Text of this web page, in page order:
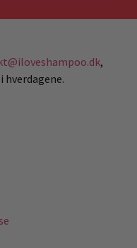
,
hverdagene.